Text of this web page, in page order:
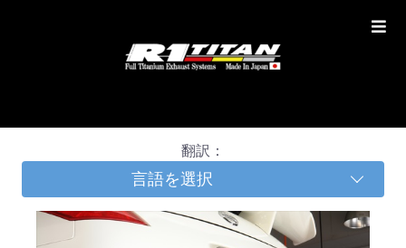
翻訳：
言語を選択